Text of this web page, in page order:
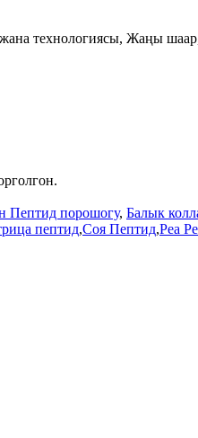
технологиясы, Жаңы
Пептид порошогу, Балык
пептид,Соя Пептид,Pea